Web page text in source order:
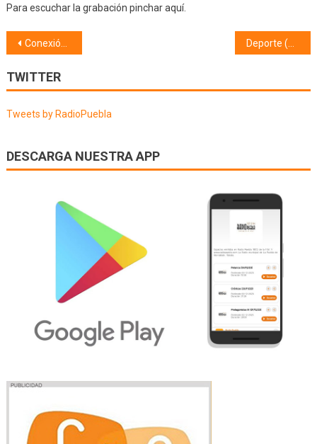
Para escuchar la grabación pinchar aquí.
Navegación
de
entradas
Conexión Tech (14/03/25) Como escoger un ordenador
TWITTER
Tweets by RadioPuebla
DESCARGA NUESTRA APP